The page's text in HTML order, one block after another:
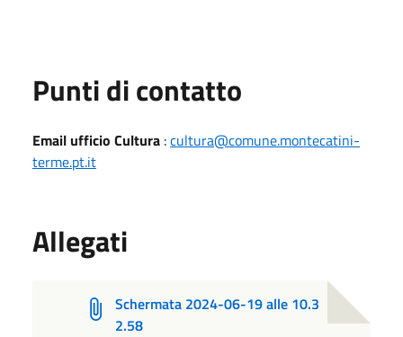
Punti di contatto
Email ufficio Cultura :cultura@comune.montecatini-
terme.pt.it
Allegati
Schermata 2024-06-19 alle 10.3
2.58